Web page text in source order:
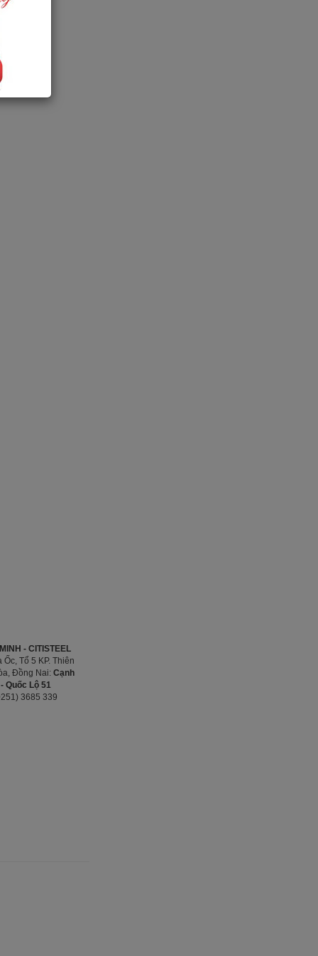
- CITISTEEL
Tổ 5 KP. Thiên
Đồng Nai:Cạnh
Quốc Lộ 51
3685 339